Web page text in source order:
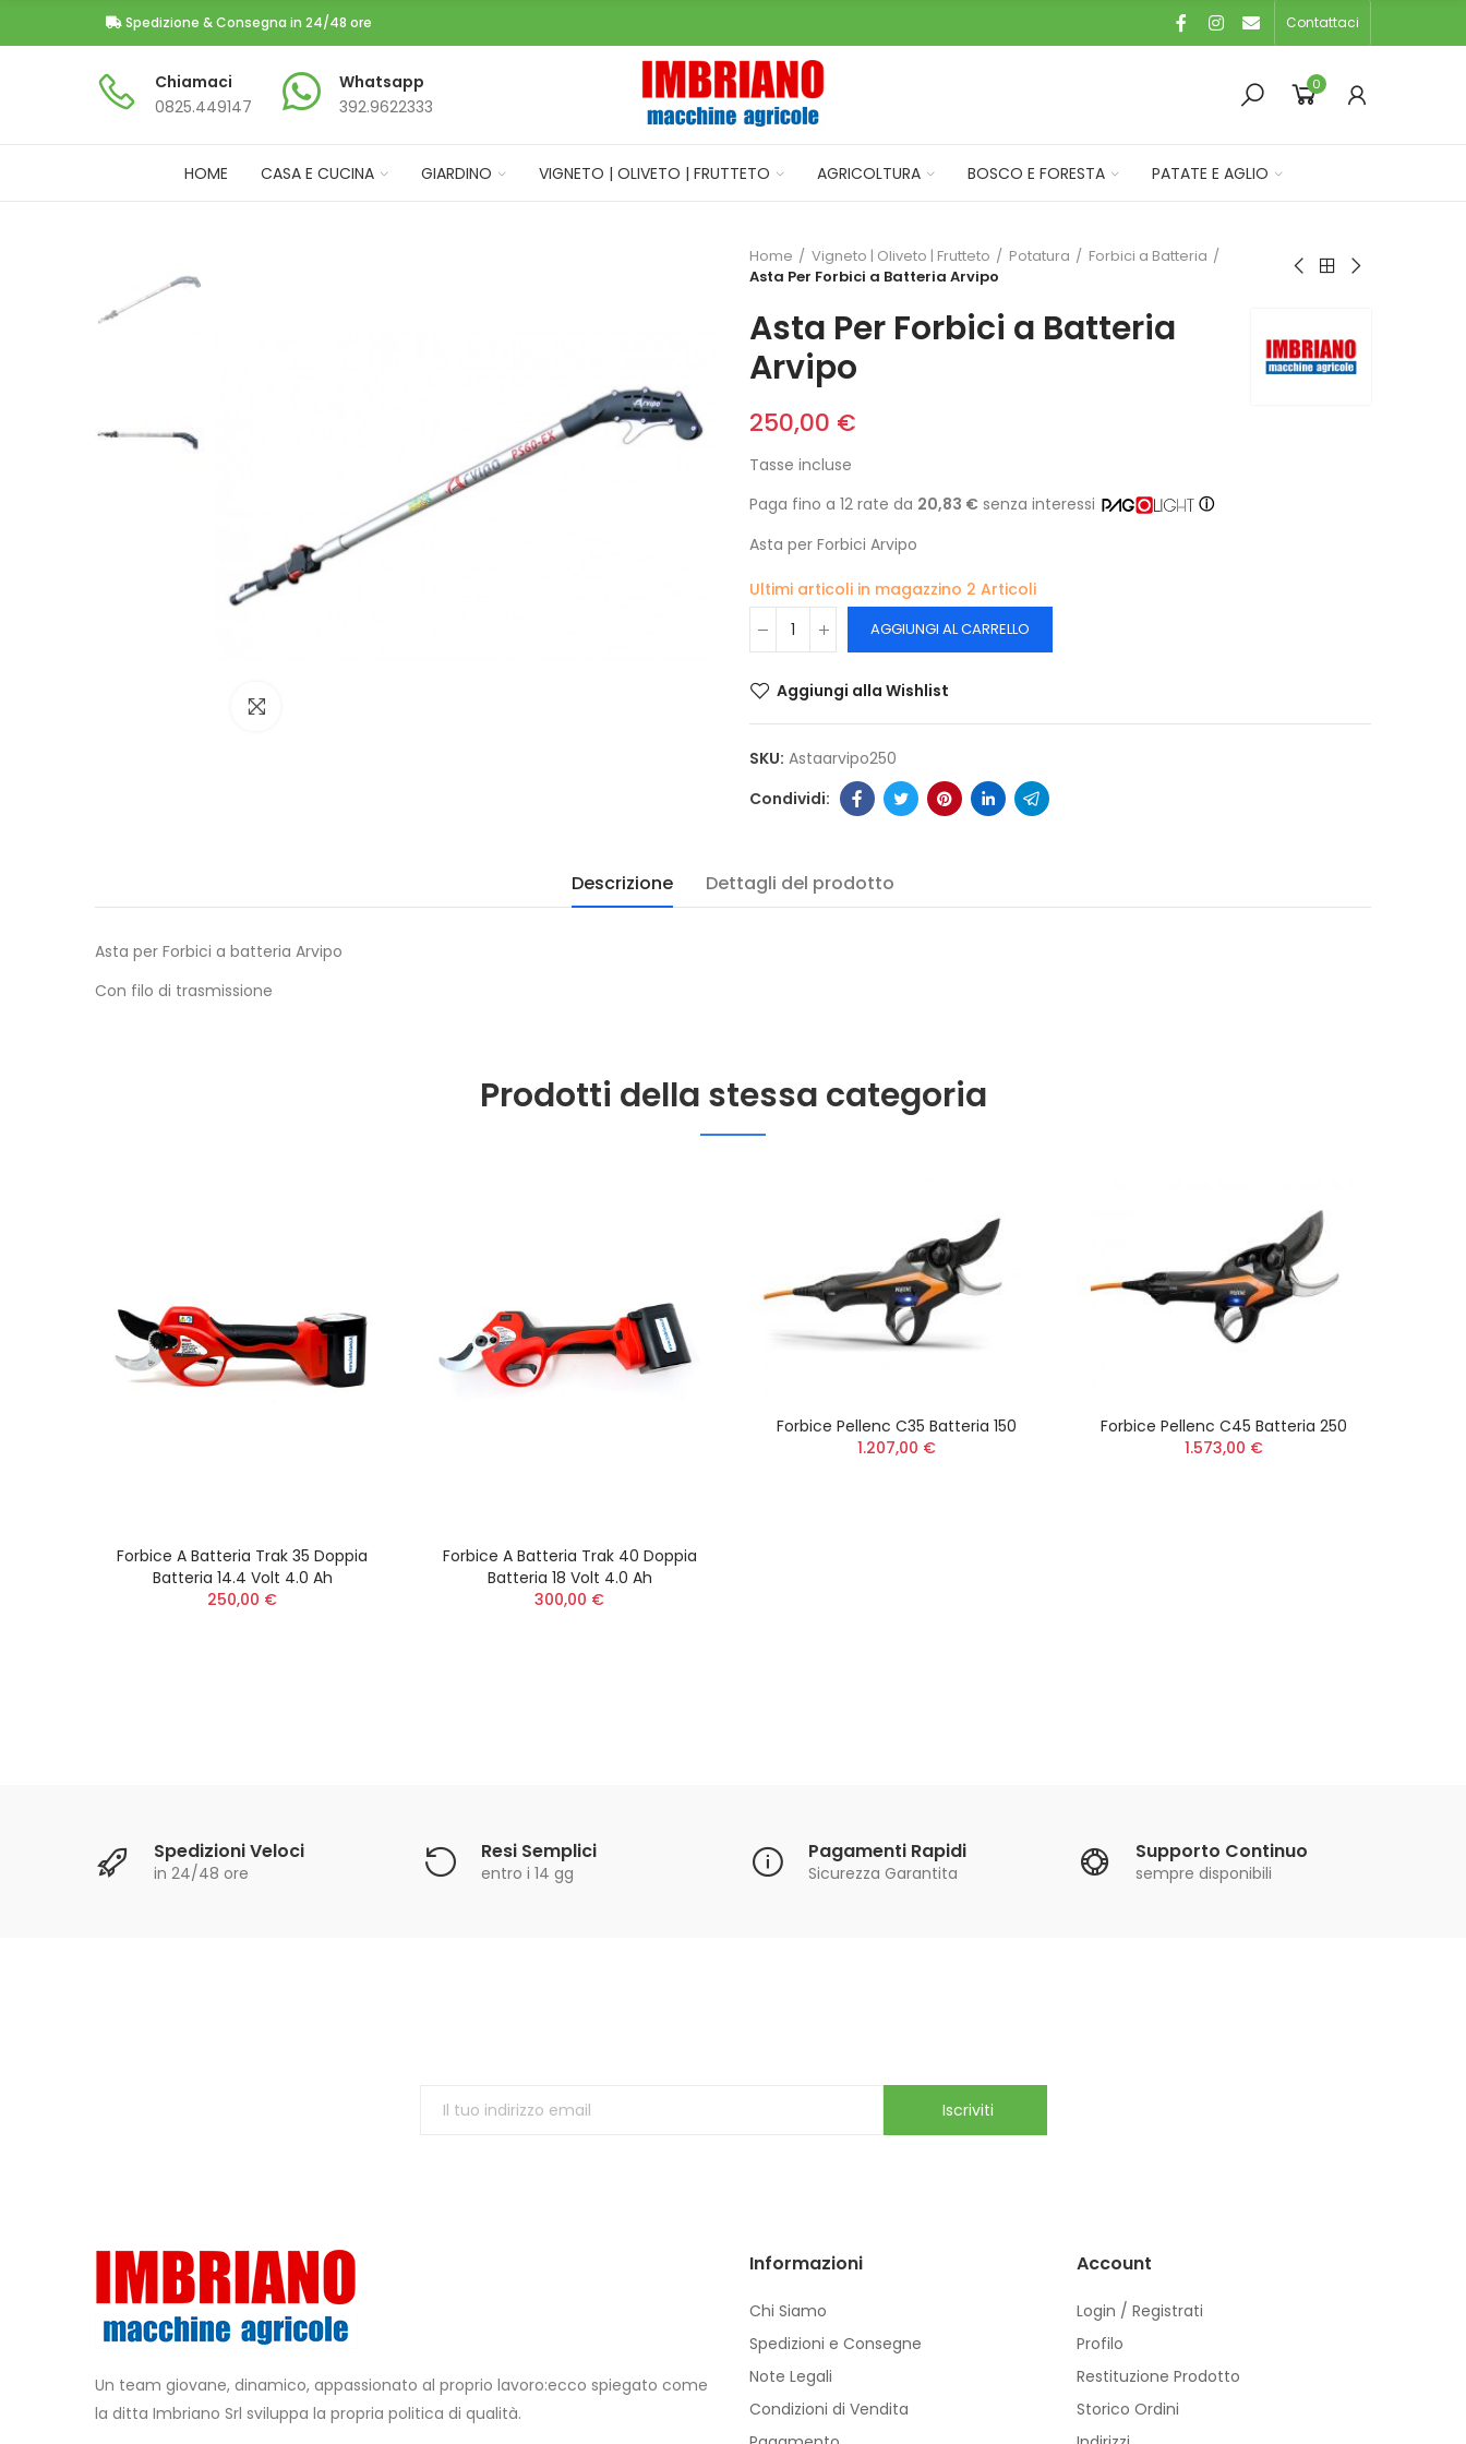
Spedizione & Consegna in 24/48 ore Contattaci
Chiamaci
0825.449147​
Whatsapp
392.9622333
0
HOME CASA E CUCINA GIARDINO VIGNETO | OLIVETO | FRUTTETO AGRICOLTURA BOSCO E FORESTA PATATE E AGLIO
Home Vigneto | Oliveto | Frutteto Potatura
Forbici a Batteria
Asta Per Forbici a Batteria Arvipo
Asta Per Forbici a Batteria
Arvipo
250,00 €
Tasse incluse
Paga fino a 12 rate da 20,83 € senza interessi
ⓘ
Asta per Forbici Arvipo
Ultimi articoli in magazzino 2 Articoli
AGGIUNGI AL CARRELLO
Aggiungi alla Wishlist
SKU: Astaarvipo250
Descrizione Dettagli del prodotto
Asta per Forbici a batteria Arvipo
Con filo di trasmissione
Prodotti della stessa categoria
Forbice A Batteria Trak 35 Doppia
Batteria 14.4 Volt 4.0 Ah
250,00 €
Forbice A Batteria Trak 40 Doppia
Batteria 18 Volt 4.0 Ah
300,00 €
Forbice Pellenc C35 Batteria 150
1.207,00 €
Forbice Pellenc C45 Batteria 250
1.573,00 €
Spedizioni Veloci
in 24/48 ore
Resi Semplici
entro i 14 gg
Pagamenti Rapidi
Sicurezza Garantita
Supporto Continuo
sempre disponibili
Iscriviti
Un team giovane, dinamico, appassionato al proprio lavoro:ecco spiegato come
la ditta Imbriano Srl sviluppa la propria politica di qualità.
Informazioni
Chi Siamo
Spedizioni e Consegne
Note Legali
Condizioni di Vendita
Account
Login / Registrati
Profilo
Restituzione Prodotto
Storico Ordini